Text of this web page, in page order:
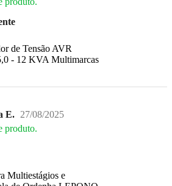
de Tensão AVR
- 12 KVA Multimarcas
E. 27/08/2025
produto.
Multiestágios e